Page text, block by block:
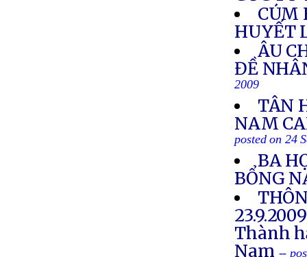
CÚM
HUYẾT
ÂU
ĐỀ
2009
TÂN
NAM
posted on 24
BA
BỔNG
Thành
Nam --